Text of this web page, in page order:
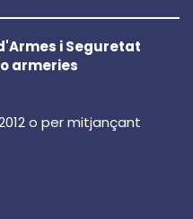
i Seguretat
armeries
o per mitjançant